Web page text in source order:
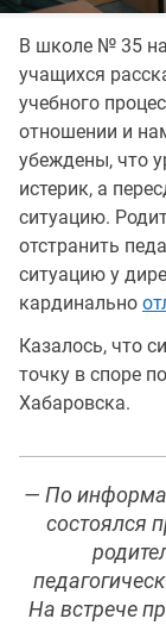
В школе № 35
учащихся
учебного
отношении и
убеждены, что
истерик, а
ситуацию.
отстранить
ситуацию у
кардинально
Казалось, что
точку в споре
Хабаровска.
— По
состоялся
На встрече